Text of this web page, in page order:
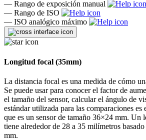
— Rango de exposición manual
— Rango de ISO
— ISO analógico máximo
Longitud focal (35mm)
La distancia focal es una medida de cómo
Se puede usar para conocer el factor de
el tamaño del sensor, calcular el ángulo de
estándar utilizada para las comparaciones
que es un sensor de tamaño 36×24 mm. Un
tiene alrededor de 28 a 35 milímetros
mm.